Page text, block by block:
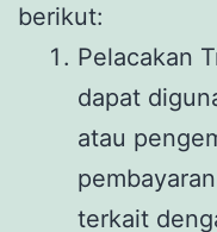
berikut:
Pelacakan
dapat
atau
terkait